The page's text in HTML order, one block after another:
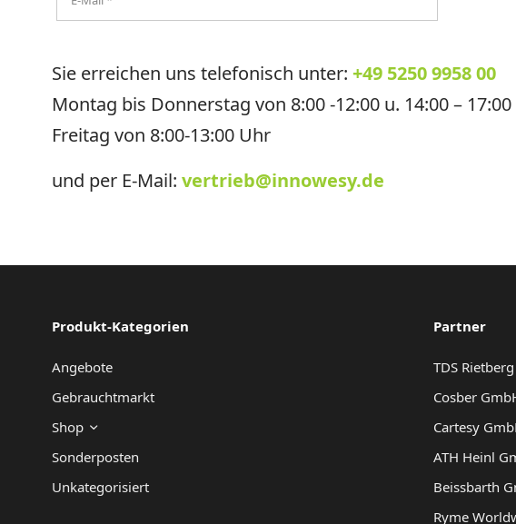
A
lt
e
n
:
Sie erreichen uns telefonisch unter:+49 5250 9958 00
Montag bis Donnerstag von 8:00 -12:00 u. 14:00 –
Freitag von 8:00-13:00 Uhr
und per E-Mail:vertrieb@innowesy.de
Produkt-Kategorien
Angebote
Gebrauchtmarkt
Shop
Sonderposten
Unkategorisiert
Partner
TDS
Cosber
Cartesy
ATH Heinl
Beissbarth
Ryme